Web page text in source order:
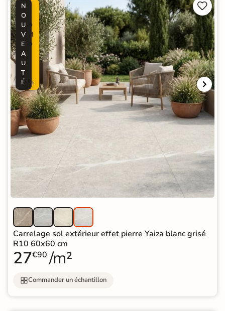
R
O
M
O
%
N
O
U
V
E
A
U
T
É


Carrelage sol extérieur effet pierre Yaiza blanc grisé
R10 60x60 cm
27€90 /m²
Commander un échantillon